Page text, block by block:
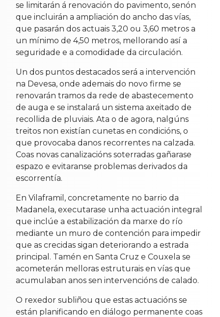
se limitarán á renovación do pavimento, senón
que incluirán a ampliación do ancho das vías,
que pasarán dos actuais 3,20 ou 3,60 metros a
un mínimo de 4,50 metros, mellorando así a
seguridade e a comodidade da circulación.
Un dos puntos destacados será a intervención
na Devesa, onde ademais do novo firme se
renovarán tramos da rede de abastecemento
de auga e se instalará un sistema axeitado de
recollida de pluviais. Ata o de agora, nalgúns
treitos non existían cunetas en condicións, o
que provocaba danos recorrentes na calzada.
Coas novas canalizacións soterradas gañarase
espazo e evitaranse problemas derivados da
escorrentía.
En Vilaframil, concretamente no barrio da
Madanela, executarase unha actuación integral
que inclúe a estabilización da marxe do río
mediante un muro de contención para impedir
que as crecidas sigan deteriorando a estrada
principal. Tamén en Santa Cruz e Couxela se
acometerán melloras estruturais en vías que
acumulaban anos sen intervencións de calado.
O rexedor subliñou que estas actuacións se
están planificando en diálogo permanente coas